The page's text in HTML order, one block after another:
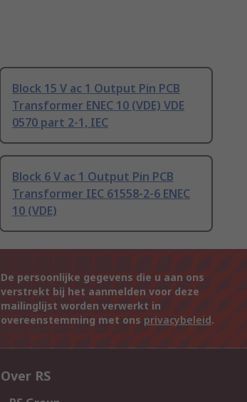
Block 15 V ac 1 Output Pin PCB
Transformer ENEC 10 (VDE) VDE
0570 part 2-1, IEC
Block 6 V ac 1 Output Pin PCB
Transformer IEC 61558-2-6 ENEC
10 (VDE)
De persoonlijke gegevens die u aan ons
verstrekt bij het aanmelden voor deze
mailinglijst worden verwerkt in
overeenstemming met ons privacybeleid.
Over RS